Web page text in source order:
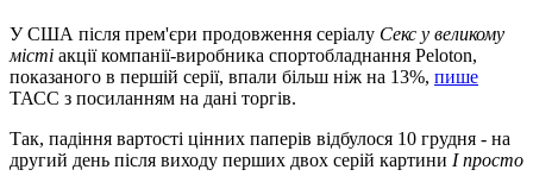
У США після прем'єри продовження серіалу Секс у великому
місті акції компанії-виробника спортобладнання Peloton,
показаного в першій серії, впали більш ніж на 13%, пише
ТАСС з посиланням на дані торгів.
Так, падіння вартості цінних паперів відбулося 10 грудня - на
другий день після виходу перших двох серій картини І просто